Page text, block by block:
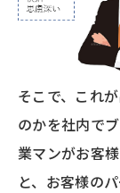
そこで、これ
のかを社内で
業マンがお客
と、お客様の